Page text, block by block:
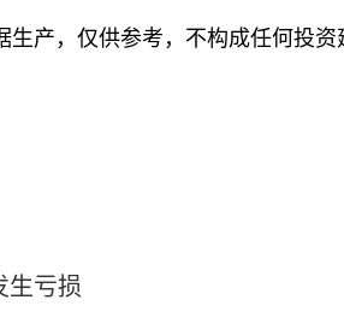
产，仅供参考，不构成任何投资
生亏损